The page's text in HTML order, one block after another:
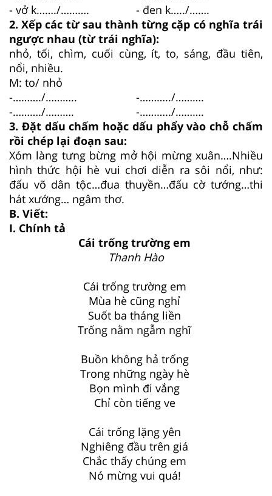
- vở k……./……….
- đen k…../…….
2. Xếp các từ sau thành từng cặp có nghĩa trái
ngược nhau (từ trái nghĩa):
nhỏ, tối, chìm, cuối cùng, ít, to, sáng, đầu tiên,
nổi, nhiều.
M: to/ nhỏ
-………./………..
-………../……….
-………./……….
-………../……….
3. Đặt dấu chấm hoặc dấu phẩy vào chỗ chấm
rồi chép lại đoạn sau:
Xóm làng tưng bừng mở hội mừng xuân….Nhiều
hình thức hội hè vui chơi diễn ra sôi nổi, như:
đấu võ dân tộc…đua thuyền…đấu cờ tướng…thi
hát xướng… ngâm thơ.
B. Viết:
I. Chính tả
Cái trống trường em
Thanh Hào
Cái trống trường em
Mùa hè cũng nghỉ
Suốt ba tháng liền
Trống nằm ngẫm nghĩ
Buồn không hả trống
Trong những ngày hè
Bọn mình đi vắng
Chỉ còn tiếng ve
Cái trống lặng yên
Nghiêng đầu trên giá
Chắc thấy chúng em
Nó mừng vui quá!